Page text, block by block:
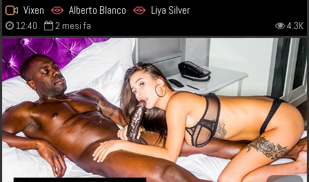
Vixen Alberto Blanco Liya Silver
12:40 2 mesi fa 4.3K